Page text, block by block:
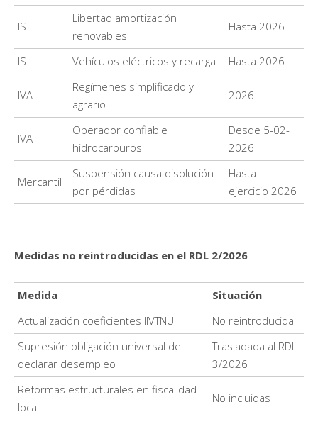
IS
Libertad amortización
renovables
Hasta 2026
IS Vehículos eléctricos y recarga Hasta 2026
IVA
Regímenes simplificado y
agrario
2026
IVA
Operador confiable
hidrocarburos
Desde 5-02-
2026
Mercantil
Suspensión causa disolución
por pérdidas
Hasta
ejercicio 2026
Medidas no reintroducidas en el RDL 2/2026
Medida
Situación
Actualización coeficientes IIVTNU
No reintroducida
Supresión obligación universal de
declarar desempleo
Trasladada al RDL
3/2026
Reformas estructurales en fiscalidad
local
No incluidas